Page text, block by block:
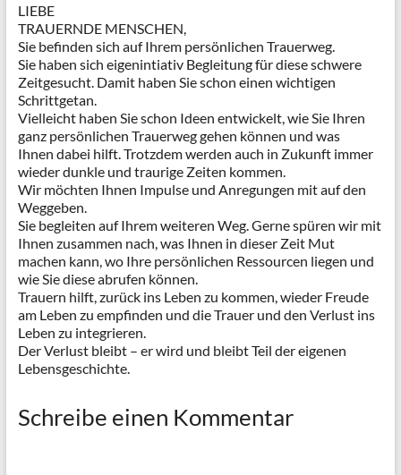
LIEBE
TRAUERNDE MENSCHEN,
Sie befinden sich auf Ihrem persönlichen Trauerweg.
Sie haben sich eigenintiativ Begleitung für diese schwere
Zeitgesucht. Damit haben Sie schon einen wichtigen
Schrittgetan.
Vielleicht haben Sie schon Ideen entwickelt, wie Sie Ihren
ganz persönlichen Trauerweg gehen können und was
Ihnen dabei hilft. Trotzdem werden auch in Zukunft immer
wieder dunkle und traurige Zeiten kommen.
Wir möchten Ihnen Impulse und Anregungen mit auf den
Weggeben.
Sie begleiten auf Ihrem weiteren Weg. Gerne spüren wir mit
Ihnen zusammen nach, was Ihnen in dieser Zeit Mut
machen kann, wo Ihre persönlichen Ressourcen liegen und
wie Sie diese abrufen können.
Trauern hilft, zurück ins Leben zu kommen, wieder Freude
am Leben zu empfinden und die Trauer und den Verlust ins
Leben zu integrieren.
Der Verlust bleibt – er wird und bleibt Teil der eigenen
Lebensgeschichte.
Schreibe einen Kommentar